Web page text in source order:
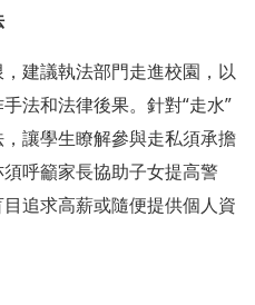
建議執法部門走進校園，以
法和法律後果。針對“走水”
讓學生瞭解參與走私須承擔
呼籲家長協助子女提高警
追求高薪或隨便提供個人資